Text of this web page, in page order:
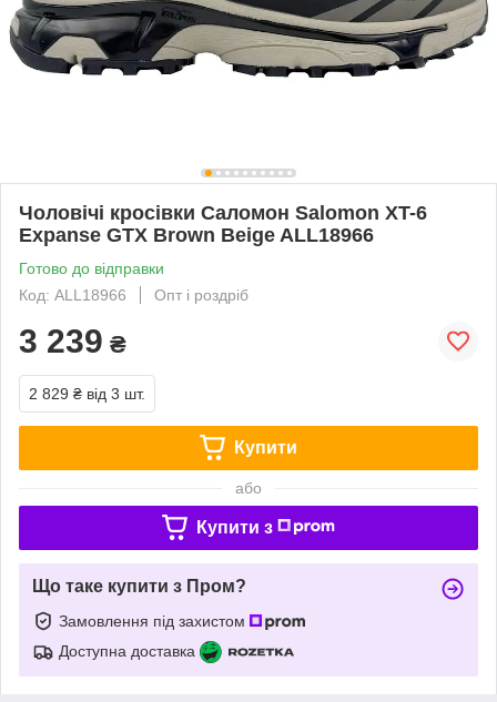
Чоловічі кросівки Саломон Salomon XT-6
Expanse GTX Brown Beige ALL18966
Готово до відправки
Код: ALL18966
Опт і роздріб
3 239 ₴
2 829 ₴ від 3 шт.
Купити
або
Купити з
Що таке купити з Пром?
Замовлення під захистом
Доступна доставка